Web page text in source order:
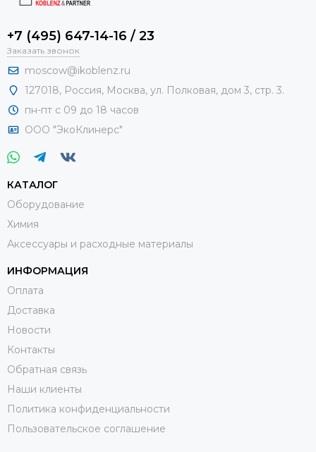
+7 (495) 647-14-16 / 23
Заказать звонок
moscow@ikoblenz.ru
127018, Россия, Москва, ул. Полковая, дом 3, стр. 3.
пн-пт с 09 до 18 часов
ООО "ЭкоКлинерс"
КАТАЛОГ
Оборудование
Химия
Аксессуары и расходные материалы
ИНФОРМАЦИЯ
Оплата
Доставка
Новости
Контакты
Обратная связь
Наши клиенты
Политика конфиденциальности
Пользовательское соглашение